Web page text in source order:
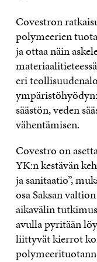
Covestron
polymeerien
ja ottaa näin
eri
säästön, veden
vähentämisen.
Covestro on
YK:n kestävän
ja sanitaatio”,
osa Saksan
aikavälin
avulla pyritään
liittyvät kierrot